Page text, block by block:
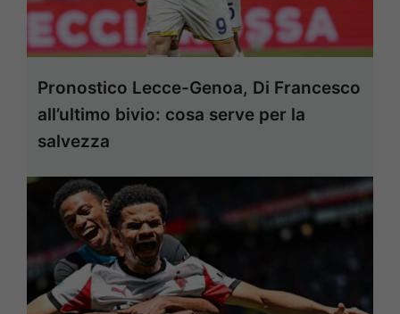
Pronostico Lecce-Genoa, Di Francesco
all’ultimo bivio: cosa serve per la
salvezza